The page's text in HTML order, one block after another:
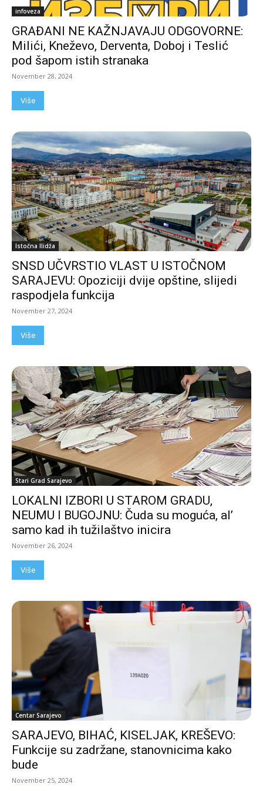
infoveza
GRAĐANI NE KAŽNJAVAJU ODGOVORNE:
Milići, Kneževo, Derventa, Doboj i Teslić
pod šapom istih stranaka
November 28, 2024
Više
Istočna Ilidža
SNSD UČVRSTIO VLAST U ISTOČNOM
SARAJEVU: Opoziciji dvije opštine, slijedi
raspodjela funkcija
November 27, 2024
Više
Stari Grad Sarajevo
LOKALNI IZBORI U STAROM GRADU,
NEUMU I BUGOJNU: Čuda su moguća, al’
samo kad ih tužilaštvo inicira
November 26, 2024
Više
Centar Sarajevo
SARAJEVO, BIHAĆ, KISELJAK, KREŠEVO:
Funkcije su zadržane, stanovnicima kako
bude
November 25, 2024